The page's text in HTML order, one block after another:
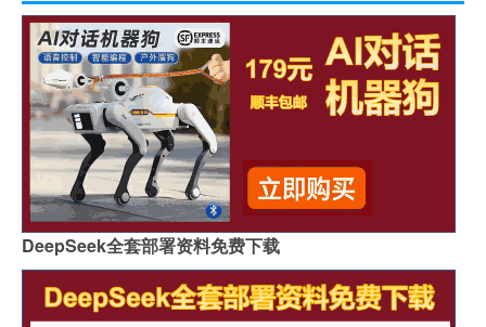
DeepSeek全套部署资料免费下载